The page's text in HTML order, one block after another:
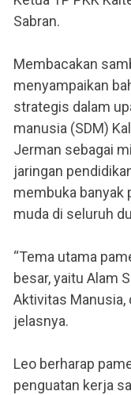
Sabran.
Membacakan
menyampaikan
strategis dalam
manusia (SDM)
Jerman sebagai
jaringan
membuka banyak
muda di seluruh
“Tema utama
besar, yaitu Alam
Aktivitas Manusia,
jelasnya.
Leo berharap
penguatan kerja